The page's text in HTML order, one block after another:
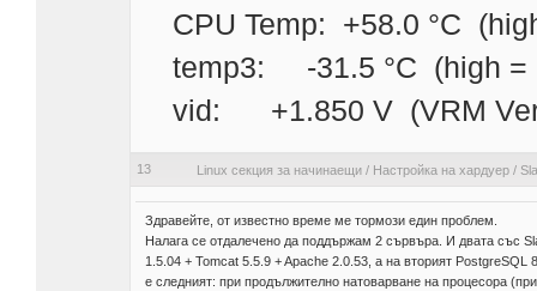
CPU Temp: +58.0 °C
temp3: -31.5 °C (high =
vid: +1.850 V (VRM
13 Linux секция за начинаещи/ Настройка на хардуер/
Здравейте, от известно време ме тормози един проблем.
Налага се отдалечено да поддържам 2 сървъра. И двата със
1.5.04 + Tomcat 5.5.9 + Apache 2.0.53, а на вторият
е следният: при продължително натоварване на процесора